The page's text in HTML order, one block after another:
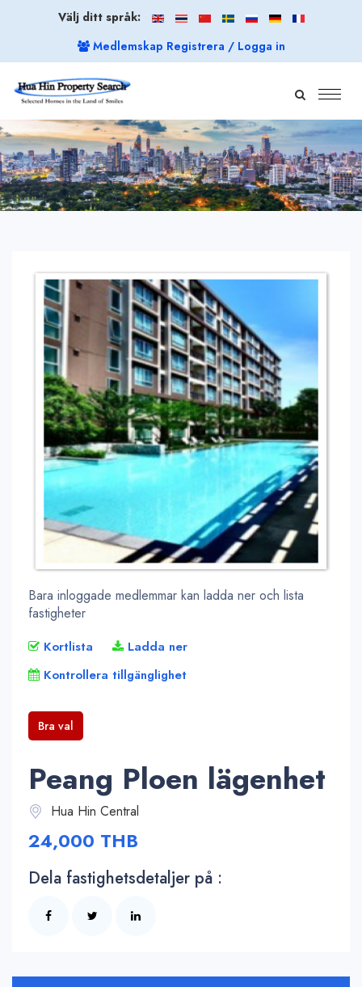
Välj ditt språk:
Medlemskap Registrera / Logga in
Bara inloggade medlemmar kan ladda ner och lista
fastigheter
Kortlista
Ladda ner
Kontrollera tillgänglighet
Bra val
Peang Ploen lägenhet
Hua Hin Central
24,000 THB
Dela fastighetsdetaljer på :